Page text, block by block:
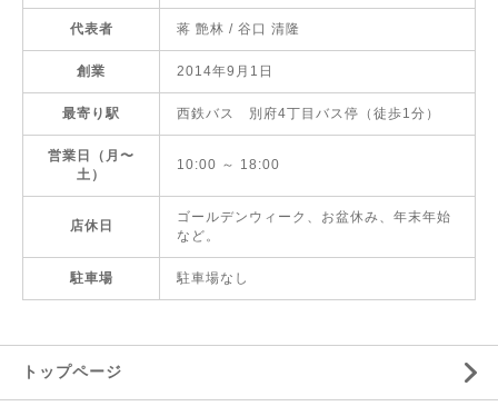
代表者 蒋 艶林 / 谷口 清隆
創業 2014年9月1日
最寄り駅 西鉄バス 別府4丁目バス停（徒歩1分）
営業日（月〜
土）
10:00 ～ 18:00
店休日
ゴールデンウィーク、お盆休み、年末年始
など。
駐車場 駐車場なし
トップページ